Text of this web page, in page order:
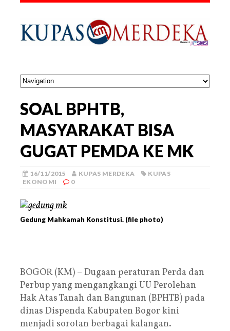
SOAL BPHTB,
MASYARAKAT BISA
GUGAT PEMDA KE MK
16/11/2015 KUPAS MERDEKA
KUPAS
EKONOMI
0
Gedung Mahkamah Konstitusi. (file photo)
BOGOR (KM) – Dugaan peraturan Perda dan
Perbup yang mengangkangi UU Perolehan
Hak Atas Tanah dan Bangunan (BPHTB) pada
dinas Dispenda Kabupaten Bogor kini
menjadi sorotan berbagai kalangan.